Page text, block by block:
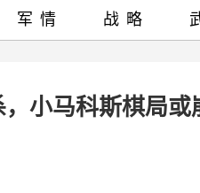
小马科斯棋局或
军情 战略